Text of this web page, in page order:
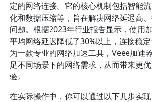
定的网络连接。它的核心机制包括智能
化和数据压缩等，旨在解决网络延迟高
问题。根据2023年行业报告显示，使用
平均网络延迟降低了30%以上，连接稳
为一款专业的网络加速工具，Veee加速
足不同场景下的网络需求，从而带来更
验。
在实际操作中，你可以通过以下几步实